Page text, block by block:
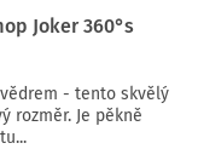
Joker 360°s
- tento skvělý
rozměr. Je pěkně